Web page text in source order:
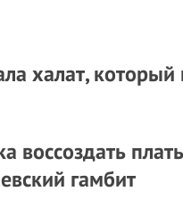
халат,
воссоздать
гамбит